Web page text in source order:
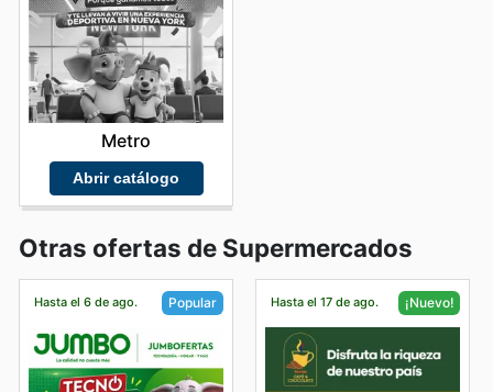
Metro
Abrir catálogo
Otras ofertas de Supermercados
Hasta el 6 de ago. Popular Hasta el 17 de ago. ¡Nuevo!